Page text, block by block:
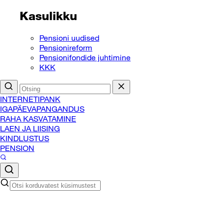
Kasulikku
Pensioni uudised
Pensionireform
Pensionifondide juhtimine
KKK
INTERNETIPANK
IGAPÄEVAPANGANDUS
RAHA KASVATAMINE
LAEN JA LIISING
KINDLUSTUS
PENSION